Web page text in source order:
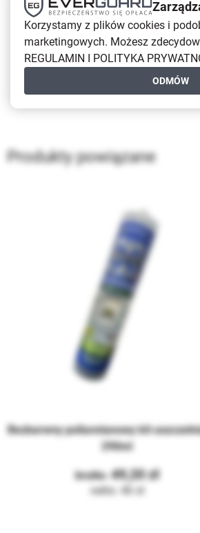
Produkty powiązane
Bezbarwny poliuretanowy kit uszczelniający
290ml
49,20
Korzystamy z plików cookies i
marketingowych. Możesz
REGULAMIN I POLITYKA
ODMÓW